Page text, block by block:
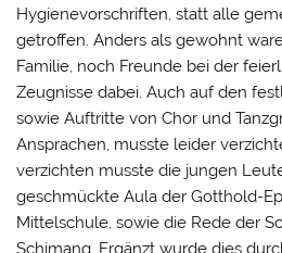
Hygienevorschriften, statt alle
getroffen. Anders als gewohnt
Familie, noch Freunde bei der
Zeugnisse dabei. Auch auf den
sowie Auftritte von Chor und
Ansprachen, musste leider
verzichten musste die jungen
geschmückte Aula der Gotthold-
Mittelschule, sowie die Rede der
Schimang. Ergänzt wurde dies